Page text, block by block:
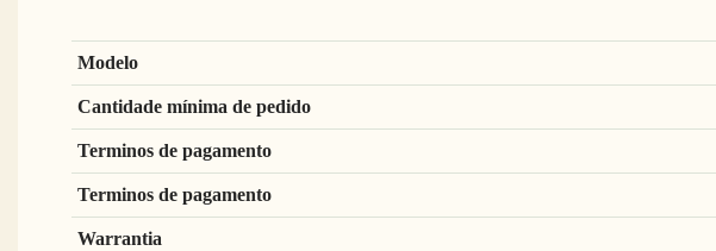
Modelo
Cantidade mínima de pedido
Terminos de pagamento
Terminos de pagamento
Warrantia